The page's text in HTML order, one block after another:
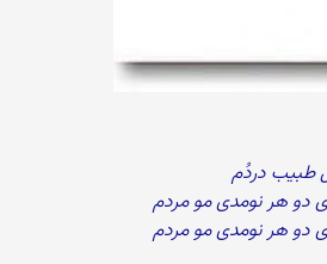
طبیب دردُم
دو هر نومدی مو مردم
دو هر نومدی مو مردم